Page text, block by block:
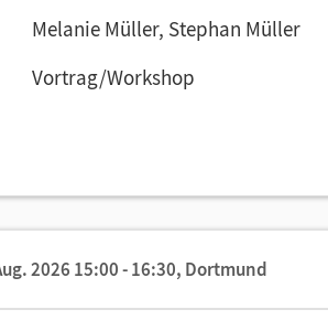
Melanie Müller, Stephan Müller
Vortrag/Workshop
2026 15:00 - 16:30, Dortmund